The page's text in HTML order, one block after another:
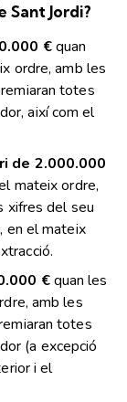
Sant Jordi?
€quan
ordre, amb les
totes
així com el
de 2.000.000
mateix ordre,
xifres del seu
en el mateix
€quan les
amb les
totes
(a excepció
i el